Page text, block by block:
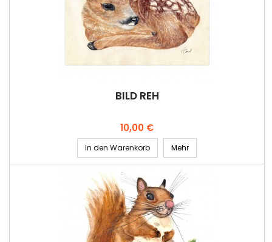
BILD REH
Preis
10,00 €
In den Warenkorb Mehr